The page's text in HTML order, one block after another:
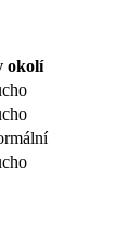
okolí